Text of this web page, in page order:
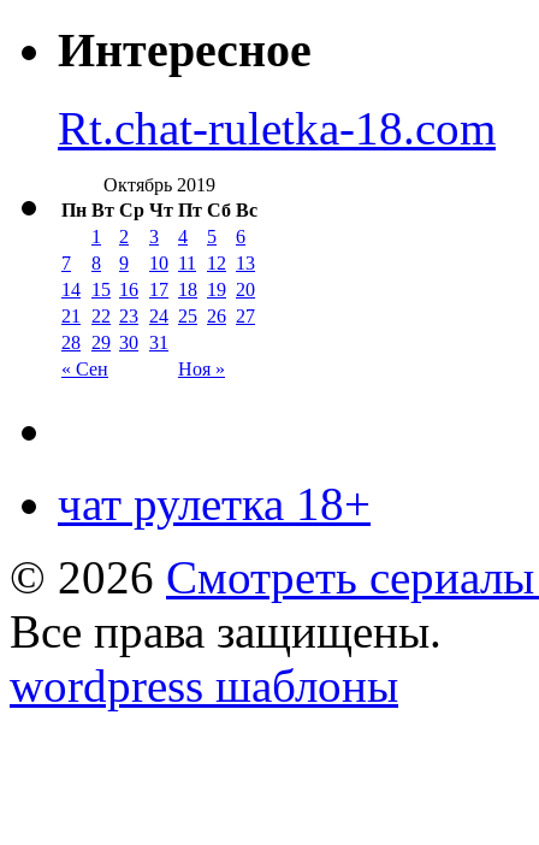
Интересное
Rt.chat-ruletka-18.com
Октябрь 2019
Пн Вт Ср Чт Пт Сб Вс
« Сен Ноя »
1 2 3 4 5
6
7
8 9 10 11 12 13
14 15 16 17 18 19 20
21
22 23 24 25 26 27
28 29 30 31
чат рулетка 18+
© 2026 Смотреть
Все права защищены.
wordpress шаблоны